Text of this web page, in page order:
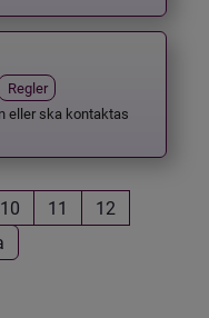
Regler
eller ska kontaktas
10 11
12